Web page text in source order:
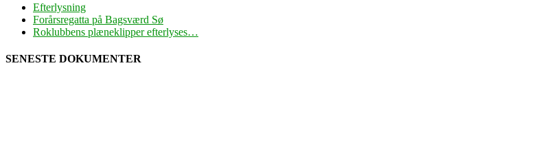
Efterlysning
Forårsregatta på Bagsværd Sø
Roklubbens plæneklipper efterlyses…
SENESTE DOKUMENTER